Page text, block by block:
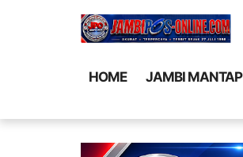
HOME JAMBI MANTAP